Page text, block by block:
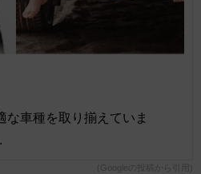
な車種を取り揃えていま
(Googleの投稿から引用)